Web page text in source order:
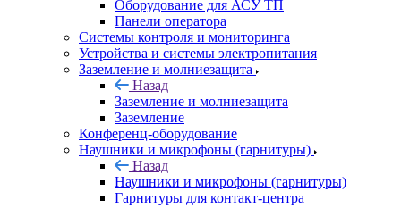
Оборудование для АСУ ТП
Панели оператора
Системы контроля и мониторинга
Устройства и системы электропитания
Заземление и молниезащита
Назад
Заземление и молниезащита
Заземление
Конференц-оборудование
Наушники и микрофоны (гарнитуры)
Назад
Наушники и микрофоны (гарнитуры)
Гарнитуры для контакт-центра